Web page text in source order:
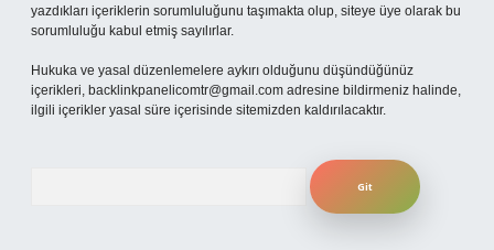
yazdıkları içeriklerin sorumluluğunu taşımakta olup, siteye üye olarak bu
sorumluluğu kabul etmiş sayılırlar.
Hukuka ve yasal düzenlemelere aykırı olduğunu düşündüğünüz
içerikleri, backlinkpanelicomtr@gmail.com adresine bildirmeniz halinde,
ilgili içerikler yasal süre içerisinde sitemizden kaldırılacaktır.